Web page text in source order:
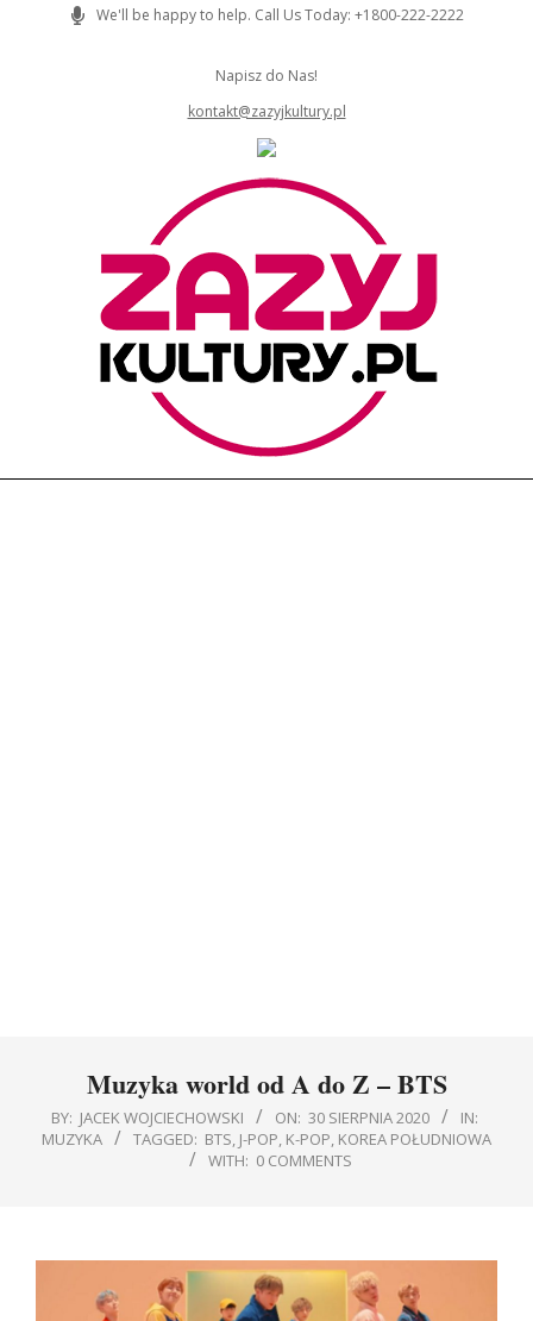
We'll be happy to help. Call Us Today: +1800-222-2222
Napisz do Nas!
kontakt@zazyjkultury.pl
ZAZYJKULTURY
Muzyka world od A do Z – BTS
BY: JACEK WOJCIECHOWSKI ON: 30 SIERPNIA 2020
IN:
MUZYKA
TAGGED: BTS, J-POP, K-POP, KOREA POŁUDNIOWA
WITH: 0 COMMENTS